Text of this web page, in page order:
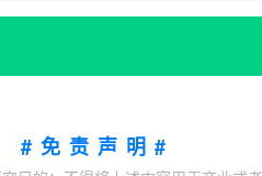
#免责声明#